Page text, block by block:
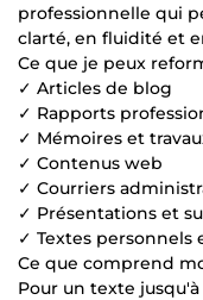
professionnelle qui
clarté, en fluidité et
Ce que je peux
✓ Articles de blog
✓ Rapports
✓ Mémoires et
✓ Contenus web
✓ Courriers
✓ Présentations et
✓ Textes personnels
Ce que comprend
Pour un texte